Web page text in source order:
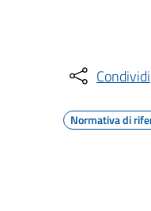
Condividi
Normativa di